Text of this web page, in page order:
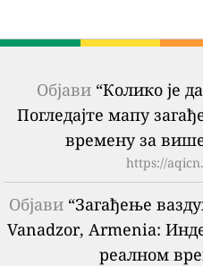
Објави “Колико је
Погледајте мапу
времену за
https://
Објави “Загађење
Vanadzor, Armenia:
реалном